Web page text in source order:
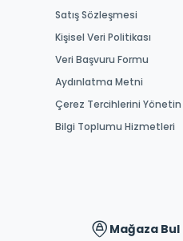
Satış Sözleşmesi
Kişisel Veri Politikası
Veri Başvuru Formu
Aydınlatma Metni
Çerez Tercihlerini Yönetin
Bilgi Toplumu Hizmetleri
Mağaza Bul